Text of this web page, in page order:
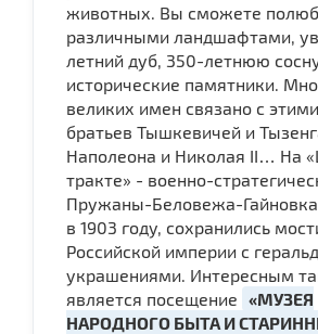
животных. Вы сможете
различными ландшафтами,
летний дуб, 350-летнюю
исторические памятники.
великих имен связано с
братьев Тышкевичей и
Наполеона и Николая II… На
тракте» - военно-
Пружаны-Беловежа-
в 1903 году, сохранились
Российской империи с
украшениями. Интересным
является посещение «МУЗЕЯ
НАРОДНОГО БЫТА И